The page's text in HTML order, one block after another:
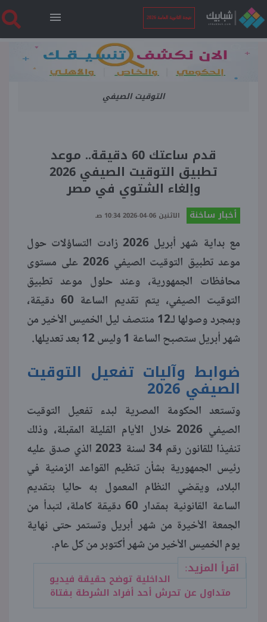
نتيجة الثانوية العامة 2026
الرئيسية
نتيجة الثانوية العامة 2026
فنجان قهوة
بوابة الطلبة
ملفات
منوعات
التوقيت الصيفي
قدم ساعتك 60 دقيقة.. موعد
تطبيق التوقيت الصيفي 2026
وإلغاء الشتوي في مصر
أخبار ساخنة الاثنين 06-04-2026 10:34 صـ
مع بداية شهر أبريل 2026 زادت التساؤلات حول
موعد تطبيق التوقيت الصيفي 2026 على مستوى
محافظات الجمهورية، وعند حلول موعد تطبيق
التوقيت الصيفي، يتم تقديم الساعة 60 دقيقة،
وبمجرد وصولها لـ12 منتصف ليل الخميس الأخير من
شهر أبريل ستصبح الساعة 1 وليس 12 بعد تعديلها.
ضوابط وآليات تفعيل التوقيت
الصيفي 2026
وتستعد الحكومة المصرية لبدء تفعيل التوقيت
الصيفي 2026 خلال الأيام القليلة المقبلة، وذلك
تنفيذا للقانون رقم 34 لسنة 2023 الذي صدق عليه
رئيس الجمهورية بشأن تنظيم القواعد الزمنية في
البلاد، ويقضي النظام المعمول به حاليا بتقديم
الساعة القانونية بمقدار 60 دقيقة كاملة، لتبدأ من
الجمعة الأخيرة من شهر أبريل وتستمر حتى نهاية
يوم الخميس الأخير من شهر أكتوبر من كل عام.
اقرأ المزيد:
الداخلية توضح حقيقة فيديو
متداول عن تحرش أحد أفراد الشرطة بفتاة